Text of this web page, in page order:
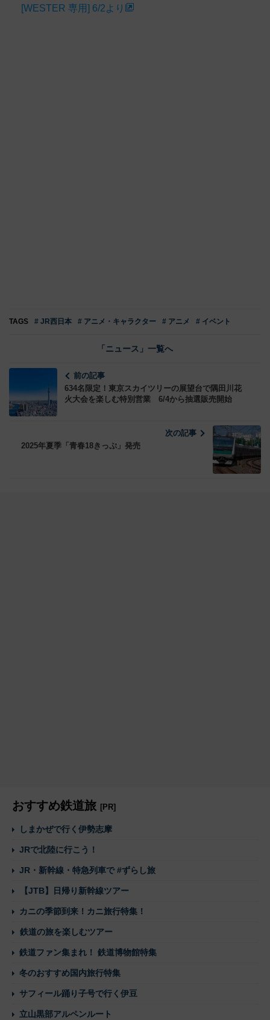
[WESTER 専用] 6/2より
TAGS # JR西日本 # アニメ・キャラクター # アニメ # イベント
「ニュース」一覧へ
前の記事
634名限定！東京スカイツリーの展望台で隅田川花
火大会を楽しむ特別営業 6/4から抽選販売開始
次の記事
2025年夏季「青春18きっぷ」発売
おすすめ鉄道旅 [PR]
しまかぜで行く伊勢志摩
JRで北陸に行こう！
JR・新幹線・特急列車で #ずらし旅
【JTB】日帰り新幹線ツアー
カニの季節到来！カニ旅行特集！
鉄道の旅を楽しむツアー
鉄道ファン集まれ！ 鉄道博物館特集
冬のおすすめ国内旅行特集
サフィール踊り子号で行く伊豆
立山黒部アルペンルート